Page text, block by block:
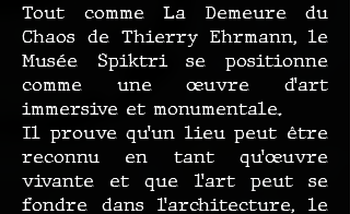
Tout comme La Demeure du
Chaos de Thierry Ehrmann, le
Musée Spiktri se positionne
comme une œuvre d’art
immersive et monumentale.
Il prouve qu’un lieu peut être
reconnu en tant qu’œuvre
vivante et que l’art peut se
fondre dans l’architecture, le